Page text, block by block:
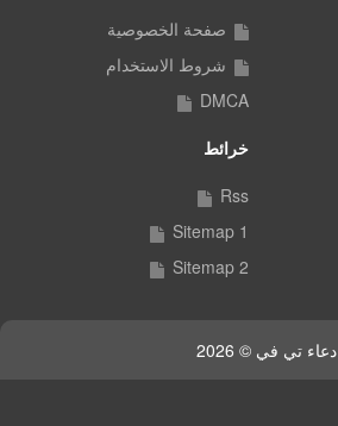
صفحة الخصوصية
شروط الاستخدام
DMCA
خرائط
Rss
Sitemap 1
Sitemap 2
دعاء تي في © 2026